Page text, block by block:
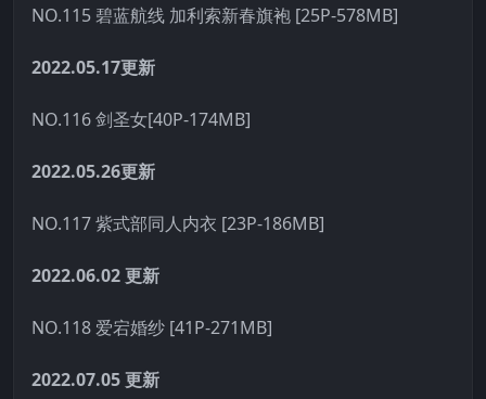
NO.115 碧蓝航线 加利索新春旗袍 [25P-578MB]
2022.05.17更新
NO.116 剑圣女[40P-174MB]
2022.05.26更新
NO.117 紫式部同人内衣 [23P-186MB]
2022.06.02更新
NO.118 爱宕婚纱 [41P-271MB]
2022.07.05更新